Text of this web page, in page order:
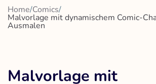
Home/Comics/
Malvorlage mit dynamischem Comic-
Ausmalen
Malvorlage mit